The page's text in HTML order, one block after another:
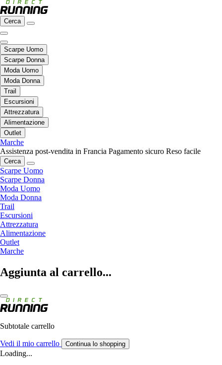
Cerca
Scarpe Uomo
Scarpe Donna
Moda Uomo
Moda Donna
Trail
Escursioni
Attrezzatura
Alimentazione
Outlet
Marche
Assistenza post-vendita in Francia Pagamento sicuro Reso facile
Cerca
Scarpe Uomo
Scarpe Donna
Moda Uomo
Moda Donna
Trail
Escursioni
Attrezzatura
Alimentazione
Outlet
Marche
Aggiunta al carrello...
Subtotale carrello
Vedi il mio carrello Continua lo shopping
Loading...